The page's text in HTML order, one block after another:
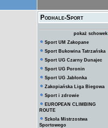
Podhale-Sport
pokaż schowek
Sport UM Zakopane
Sport Bukowina Tatrzańska
Sport UG Czarny Dunajec
Sport UG Poronin
Sport UG Jabłonka
Zakopiańska Liga Biegowa
Sport i zdrowie
EUROPEAN CLIMBING
ROUTE
Szkoła Mistrzostwa
Sportowego